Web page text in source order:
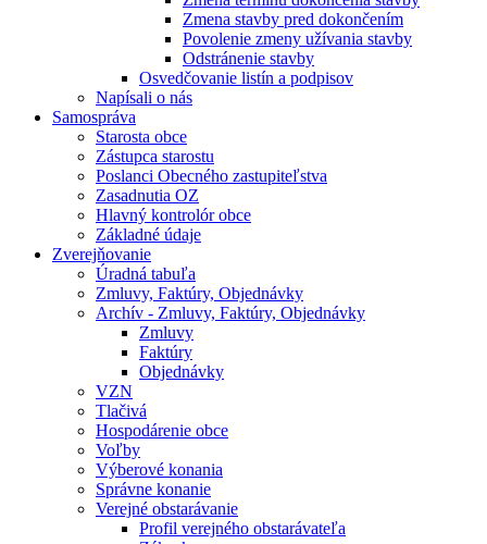
Zmena stavby pred dokončením
Povolenie zmeny užívania stavby
Odstránenie stavby
Osvedčovanie listín a podpisov
Napísali o nás
Samospráva
Starosta obce
Zástupca starostu
Poslanci Obecného zastupiteľstva
Zasadnutia OZ
Hlavný kontrolór obce
Základné údaje
Zverejňovanie
Úradná tabuľa
Zmluvy, Faktúry, Objednávky
Archív - Zmluvy, Faktúry, Objednávky
Zmluvy
Faktúry
Objednávky
VZN
Tlačivá
Hospodárenie obce
Voľby
Výberové konania
Správne konanie
Verejné obstarávanie
Profil verejného obstarávateľa